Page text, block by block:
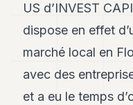
Andy
21
Andy
19
18
Andy
US d’INVEST
dispose en effet
marché local en
avec des
et a eu le temps